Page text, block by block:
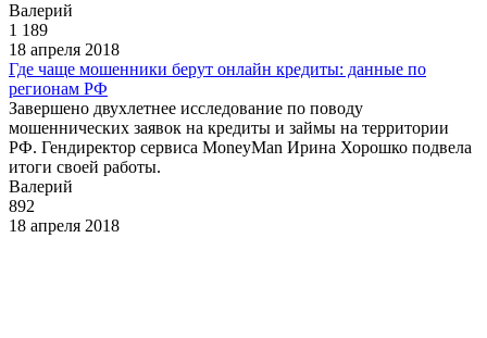
Валерий
1 189
18 апреля 2018
Где чаще мошенники берут онлайн кредиты: данные по
регионам РФ
Завершено двухлетнее исследование по поводу
мошеннических заявок на кредиты и займы на территории
РФ. Гендиректор сервиса MoneyMan Ирина Хорошко подвела
итоги своей работы.
Валерий
892
18 апреля 2018